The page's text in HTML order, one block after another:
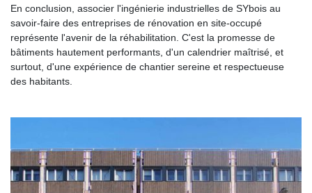
En conclusion, associer l'ingénierie industrielles de SYbois au
savoir-faire des entreprises de rénovation en site-occupé
représente l'avenir de la réhabilitation. C'est la promesse de
bâtiments hautement performants, d'un calendrier maîtrisé, et
surtout, d'une expérience de chantier sereine et respectueuse
des habitants.